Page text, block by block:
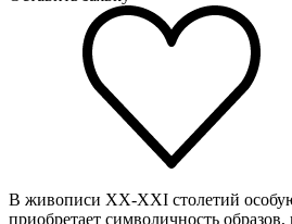
В живописи ХХ-XXI столетий
приобретает символичность